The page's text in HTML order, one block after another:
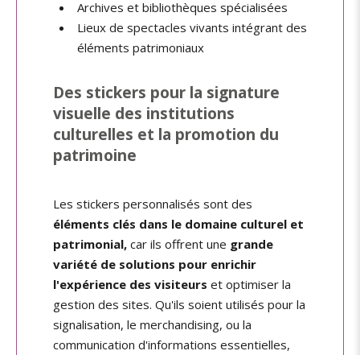
Archives et bibliothèques spécialisées
Lieux de spectacles vivants intégrant des
éléments patrimoniaux
Des stickers pour la signature
visuelle des institutions
culturelles et la promotion du
patrimoine
Les stickers personnalisés sont des
éléments clés dans le domaine culturel et
patrimonial, car ils offrent une grande
variété de solutions pour enrichir
l'expérience des visiteurs et optimiser la
gestion des sites. Qu'ils soient utilisés pour la
signalisation, le merchandising, ou la
communication d'informations essentielles,